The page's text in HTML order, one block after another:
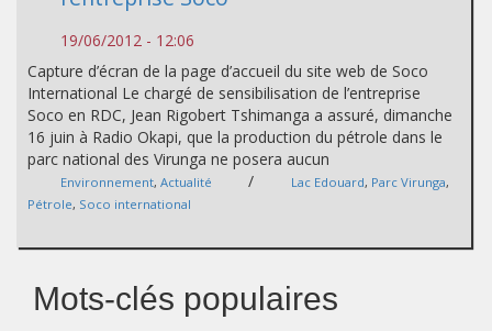
19/06/2012 - 12:06
Capture d’écran de la page d’accueil du site web de Soco
International Le chargé de sensibilisation de l’entreprise
Soco en RDC, Jean Rigobert Tshimanga a assuré, dimanche
16 juin à Radio Okapi, que la production du pétrole dans le
parc national des Virunga ne posera aucun
Environnement, Actualité / Lac Edouard, Parc Virunga,
Pétrole, Soco international
Mots-clés populaires